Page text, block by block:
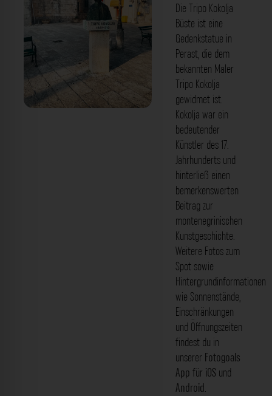
Die Tripo Kokolja
Büste ist eine
Gedenkstatue in
Perast, die dem
bekannten Maler
Tripo Kokolja
gewidmet ist.
Kokolja war ein
bedeutender
Künstler des 17.
Jahrhunderts und
hinterließ einen
bemerkenswerten
Beitrag zur
montenegrinischen
Kunstgeschichte.
Weitere Fotos zum
Spot sowie
Hintergrundinformationen
wie Sonnenstände,
Einschränkungen
und Öffnungszeiten
findest du in
unserer Fotogoals
App für iOS und
Android.